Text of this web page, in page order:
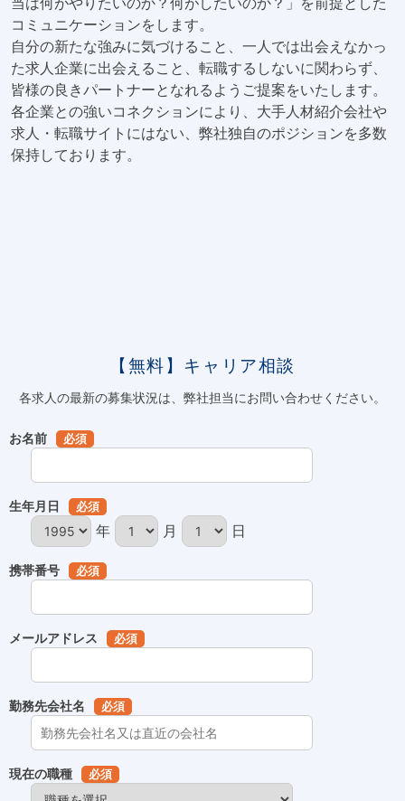
コミュニケーションをします。
自分の新たな強みに気づけること、一人では出会えなかっ
た求人企業に出会えること、転職するしないに関わらず、
皆様の良きパートナーとなれるようご提案をいたします。
各企業との強いコネクションにより、大手人材紹介会社や
求人・転職サイトにはない、弊社独自のポジションを多数
保持しております。
【無料】キャリア相談
各求人の最新の募集状況は、弊社担当にお問い合わせください。
お名前 必須
生年月日 必須
年 月 日
携帯番号 必須
メールアドレス 必須
勤務先会社名 必須
現在の職種 必須